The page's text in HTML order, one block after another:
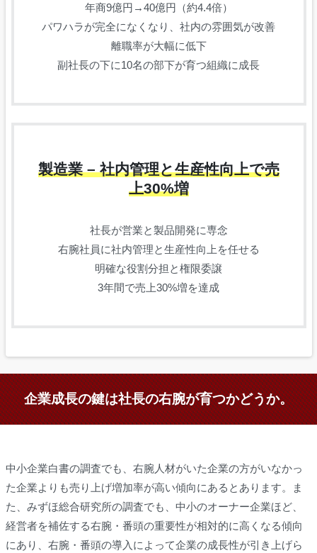
年商9億円→40億円（約4.4倍）
パワハラが完全になくなり、社内の雰囲気が改善
離職率が大幅に低下
副社長の下に10名の部下が育つ組織に成長
製造業 – 社内管理と生産性向上で売
上30%増
社長が営業と製品開発に専念
右腕社員に社内管理と生産性向上を任せる
明確な役割分担と権限委譲
3年間で売上30%増を達成
企業成長の鍵は社長の右腕が育つかどうか。
中小企業白書の調査でも、右腕人材がいた企業の方がいなかっ
た企業よりも売り上げ増加率が高い傾向にあるとあります。ま
た、みずほ総合研究所の調査でも、中小のオーナー企業ほど、
経営者を補佐する右腕・番頭の重要性が相対的に高くなる傾向
にあり、右腕・番頭の導入によって企業の成長性が引き上げら